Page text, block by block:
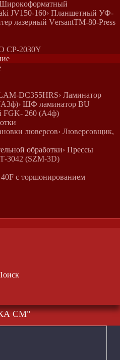
Широкоформатный
JV150-160› Планшетный УФ-
лазерный VersantTM-80-Press
CP-2030Y
DC355HRS› Ламинатор
› ШФ ламинатор BU
FGK- 260 (А4ф)
люверсов› Люверсовщик,
обработки› Прессы
3042 (SZM-3D)
с торшонированием
СМ"